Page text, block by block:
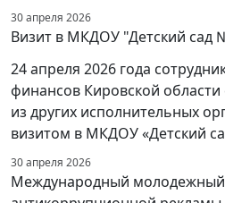
30 апреля 2026
Визит в МКДОУ "Детский сад
24 апреля 2026 года
финансов Кировской области
из других исполнительных
визитом в МКДОУ «Детский
30 апреля 2026
Международный молодежный